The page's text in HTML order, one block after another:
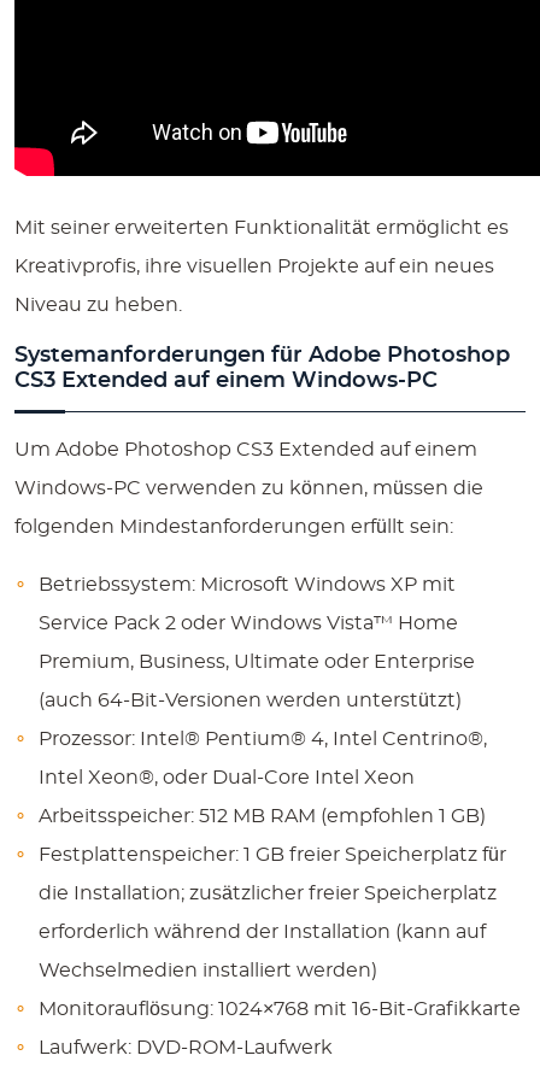
Mit seiner erweiterten Funktionalität ermöglicht es
Kreativprofis, ihre visuellen Projekte auf ein neues
Niveau zu heben.
Systemanforderungen für Adobe Photoshop
CS3 Extended auf einem Windows-PC
Um Adobe Photoshop CS3 Extended auf einem
Windows-PC verwenden zu können, müssen die
folgenden Mindestanforderungen erfüllt sein:
Betriebssystem: Microsoft Windows XP mit
Service Pack 2 oder Windows Vista™ Home
Premium, Business, Ultimate oder Enterprise
(auch 64-Bit-Versionen werden unterstützt)
Prozessor: Intel® Pentium® 4, Intel Centrino®,
Intel Xeon®, oder Dual-Core Intel Xeon
Arbeitsspeicher: 512 MB RAM (empfohlen 1 GB)
Festplattenspeicher: 1 GB freier Speicherplatz für
die Installation; zusätzlicher freier Speicherplatz
erforderlich während der Installation (kann auf
Wechselmedien installiert werden)
Monitorauflösung: 1024×768 mit 16-Bit-Grafikkarte
Laufwerk: DVD-ROM-Laufwerk